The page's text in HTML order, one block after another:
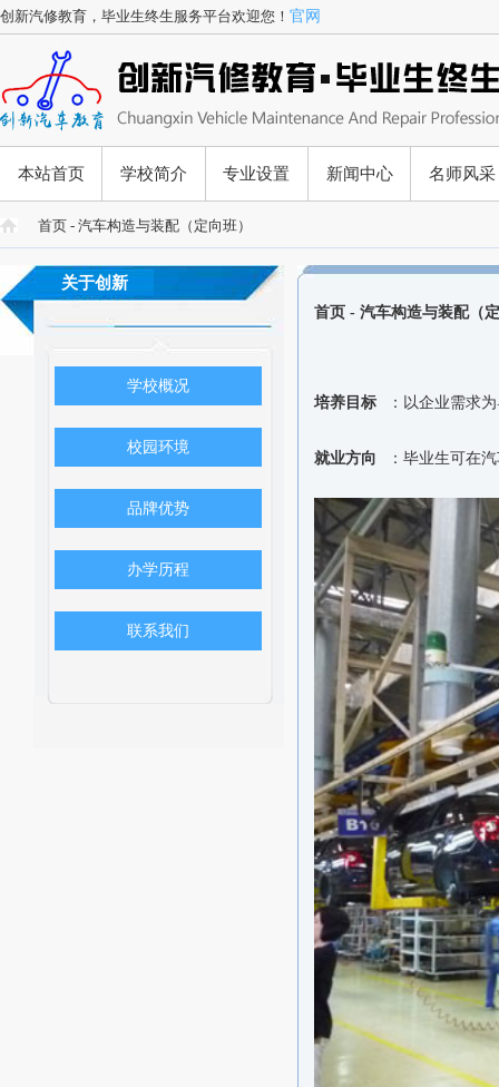
创新汽修教育，毕业生终生服务平台欢迎您！ 官网
本站首页 学校简介 专业设置 新闻中心 名师风采
首页 - 汽车构造与装配（定向班）
关于创新
学校概况
校园环境
品牌优势
办学历程
联系我们
首页 - 汽车构造与装配（
培养目标 ：以企业需求
就业方向 ：毕业生可在